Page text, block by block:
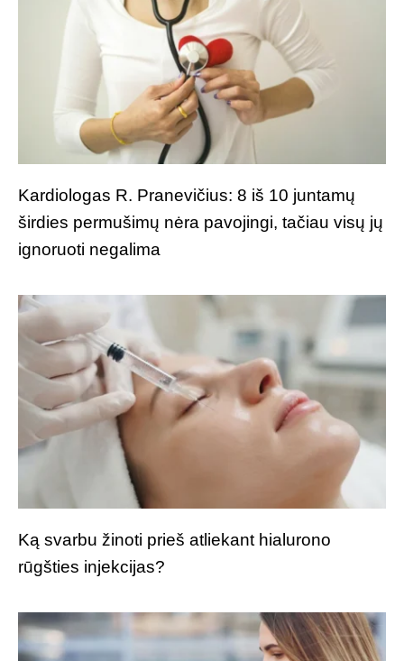
Kardiologas R. Pranevičius: 8 iš 10 juntamų
širdies permušimų nėra pavojingi, tačiau visų jų
ignoruoti negalima
Ką svarbu žinoti prieš atliekant hialurono
rūgšties injekcijas?